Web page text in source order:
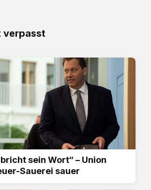
verpasst
bricht sein Wort“ – Union
Sauerei sauer